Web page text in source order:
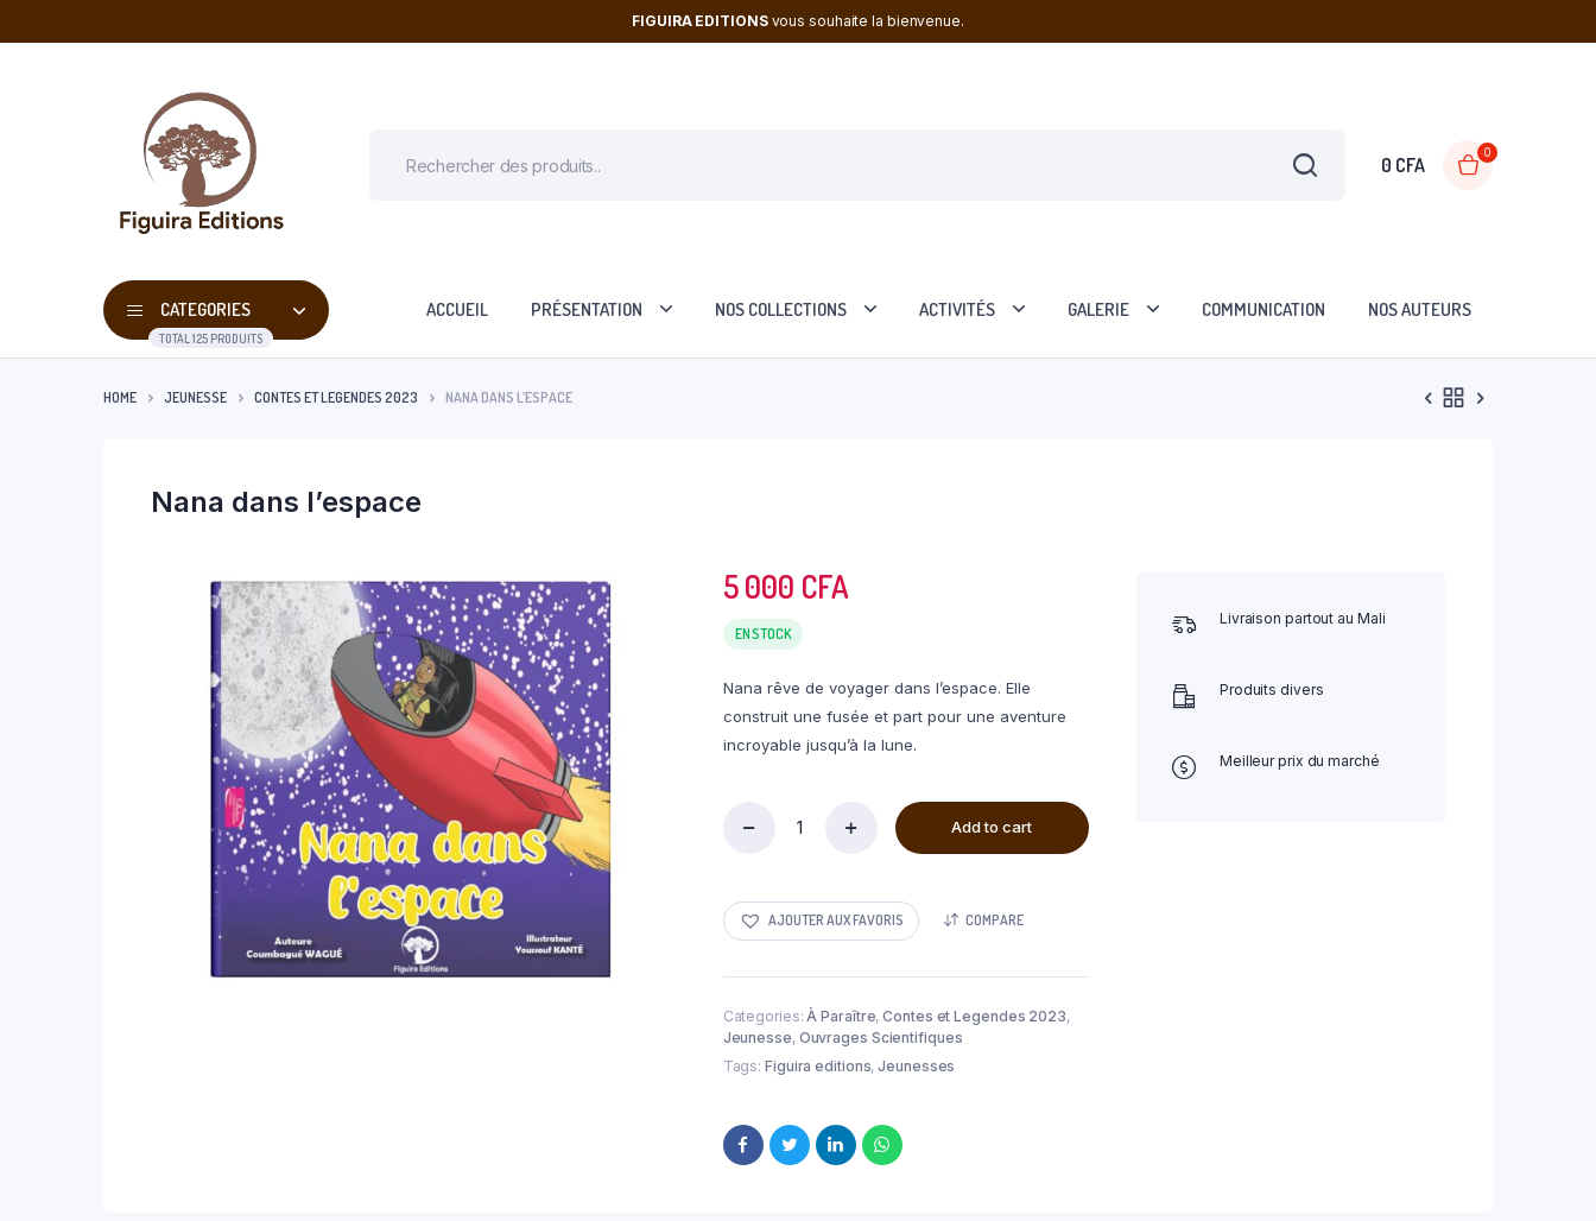
FIGUIRA EDITIONS vous souhaite la bienvenue.
0 CFA
0
CATEGORIES
TOTAL 125 PRODUITS
ACCUEIL PRÉSENTATION NOS COLLECTIONS ACTIVITÉS GALERIE COMMUNICATION NOS AUTEURS
HOME JEUNESSE CONTES ET LEGENDES 2023 NANA DANS L’ESPACE
Nana dans l’espace
5 000 CFA
EN STOCK
Nana rêve de voyager dans l’espace. Elle
construit une fusée et part pour une aventure
incroyable jusqu’à la lune.
Add to cart
AJOUTER AUX FAVORIS COMPARE
Categories: À Paraître,Contes et Legendes 2023,
Jeunesse, Ouvrages Scientifiques
Tags:Figuira editions,Jeunesses
Livraison partout au Mali
Produits divers
Meilleur prix du marché